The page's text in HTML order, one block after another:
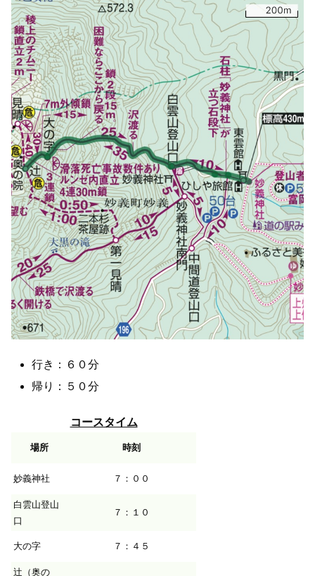
行き：６０分
帰り：５０分
コースタイム
場所 時刻
妙義神社 ７：００
白雲山登山
口
７：１０
大の字 ７：４５
辻（奥の